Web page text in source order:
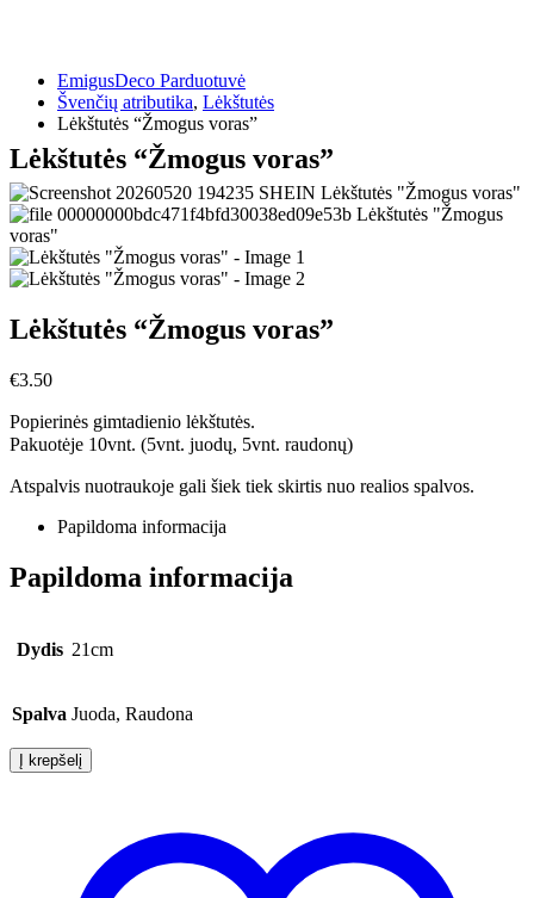
EmigusDeco Parduotuvė
Švenčių atributika, Lėkštutės
Lėkštutės “Žmogus voras”
Lėkštutės “Žmogus voras”
Lėkštutės “Žmogus voras”
€3.50
Popierinės gimtadienio lėkštutės.
Pakuotėje 10vnt. (5vnt. juodų, 5vnt. raudonų)
Atspalvis nuotraukoje gali šiek tiek skirtis nuo realios spalvos.
Papildoma informacija
Papildoma informacija
Dydis 21cm
Spalva Juoda, Raudona
Į krepšelį